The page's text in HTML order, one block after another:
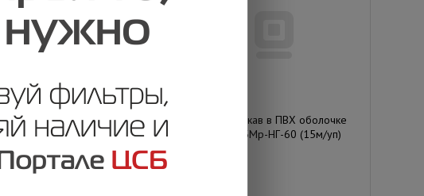
Металлорукав в ПВХ оболочке
Р3-СЛП-МБМр-НГ-50 (15м/уп)
Промрукав
Под заказ
Металлорукав в ПВХ оболочке
Р3-СЛП-МБМр-НГ-60 (15м/уп)